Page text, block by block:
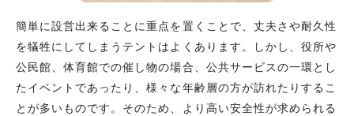
簡単に設営出来ることに重点を置くことで、丈夫さや耐久性
を犠牲にしてしまうテントはよくあります。しかし、役所や
公民館、体育館での催し物の場合、公共サービスの一環とし
たイベントであったり、様々な年齢層の方が訪れたりするこ
とが多いものです。そのため、より高い安全性が求められる